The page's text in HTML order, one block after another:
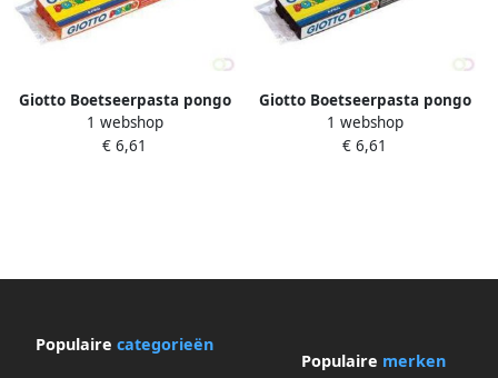
Giotto Boetseerpasta pongo
rood pak van 450 g
1 webshop
€ 6,61
Giotto Boetseerpasta pongo
zwart pak van 450 g
1 webshop
€ 6,61
Populaire categorieën
Populaire merken